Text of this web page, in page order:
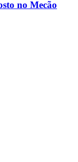
no Mecão